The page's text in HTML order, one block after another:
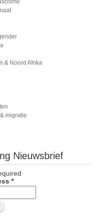
& Noord Afrika
migratie
Nieuwsbrief
*